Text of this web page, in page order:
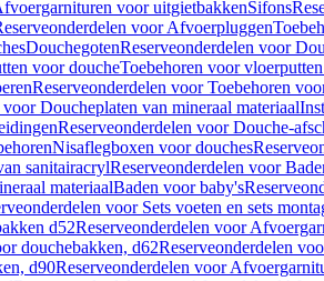
voor uitgietbakkenSifons
voor Afvoerpluggen
DouchegotenReserveonderdelen voor
voor doucheToebehoren voor
Reserveonderdelen voor Toebehoren
Doucheplaten van mineraal materiaal
Reserveonderdelen voor Douche-
Nisaflegboxen voor douches
sanitairacrylReserveonderdelen voor
materiaalBaden voor baby's
voor Sets voeten en sets
d52Reserveonderdelen voor
douchebakken, d62Reserveonderdelen
d90Reserveonderdelen voor